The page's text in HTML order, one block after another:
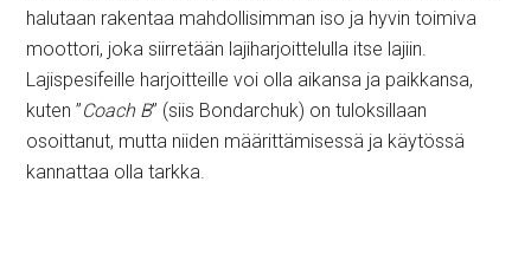
halutaan rakentaa mahdollisimman iso ja hyvin toimiva
moottori, joka siirretään lajiharjoittelulla itse lajiin.
Lajispesifeille harjoitteille voi olla aikansa ja paikkansa,
kuten ”Coach B” (siis Bondarchuk) on tuloksillaan
osoittanut, mutta niiden määrittämisessä ja käytössä
kannattaa olla tarkka.